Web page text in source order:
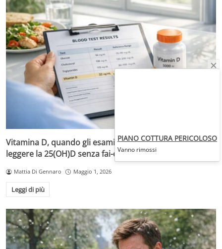
Vitamina D, quando gli esami servono davvero: come
leggere la 25(OH)D senza fai-da-te
Mattia Di Gennaro Maggio 1, 2026
Leggi di più
PIANO COTTURA PERICOLOSO
Vanno rimossi